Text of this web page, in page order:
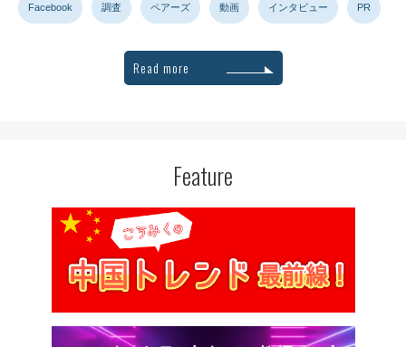
Facebook 調査 ペアーズ 動画 インタビュー PR
Read more
Feature